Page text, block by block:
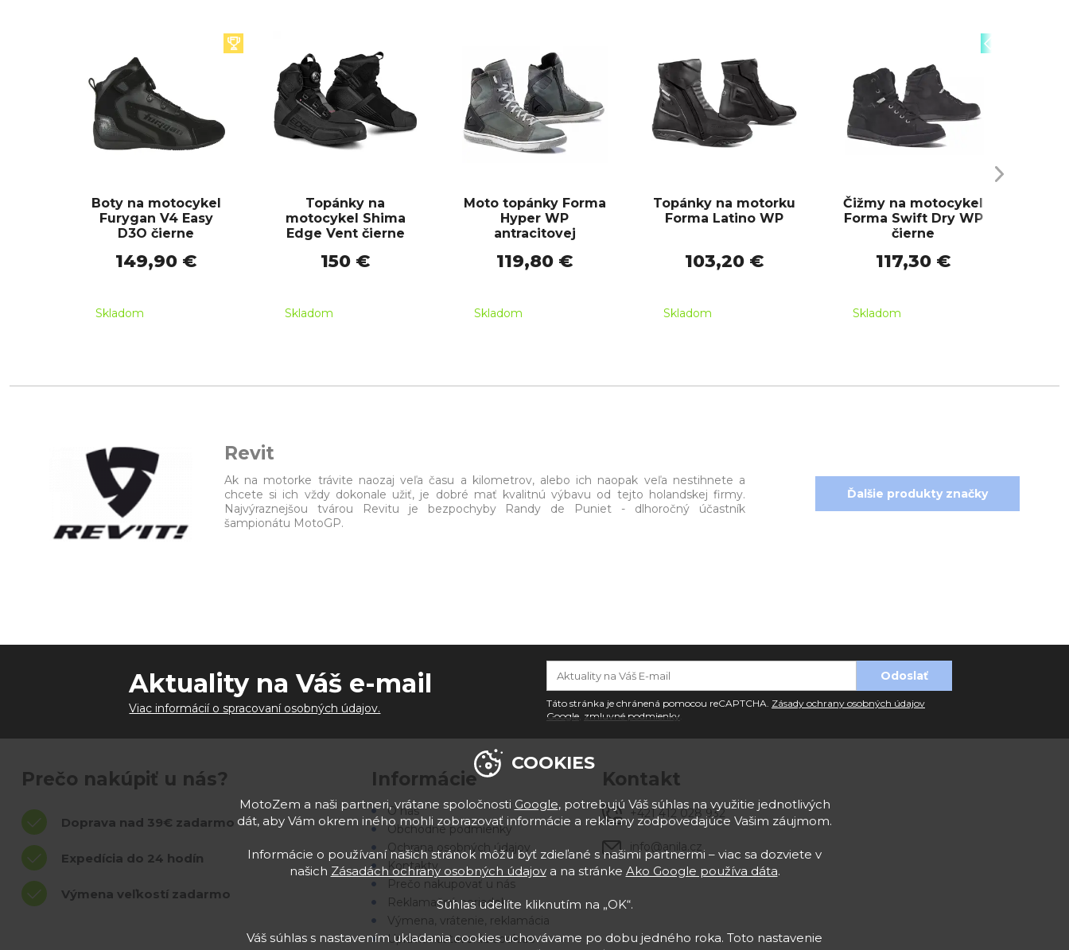
Boty na motocykel
Furygan V4 Easy
D3O čierne
149,90 €
Skladom
Topánky na
motocykel Shima
Edge Vent čierne
150 €
Skladom
Moto topánky Forma
Hyper WP
antracitovej
119,80 €
Skladom
Topánky na motorku
Forma Latino WP
103,20 €
Skladom
Čižmy na motocykel
Forma Swift Dry WP
čierne
117,30 €
Skladom
Revit
Ak na motorke trávite naozaj veľa času a kilometrov, alebo ich naopak veľa nestihnete a
chcete si ich vždy dokonale užiť, je dobré mať kvalitnú výbavu od tejto holandskej firmy.
Najvýraznejšou tvárou Revitu je bezpochyby Randy de Puniet - dlhoročný účastník
šampionátu MotoGP.
Ďalšie produkty značky
Aktuality na Váš e-mail
Viac informácií o spracovaní osobných údajov. Táto stránka je chránená pomocou reCAPTCHA. Zásady ochrany osobných údajov
Google zmluvné podmienky
Prečo nakúpiť u nás?
Doprava nad 39€ zadarmo
Expedícia do 24 hodín
Výmena veľkostí zadarmo
Informácie
O nás
Obchodné podmienky
Ochrana osobných údajov
Kontakty
Prečo nakupovať u nás
Reklamačný poriadok
Výmena, vrátenie, reklamácia
Upraviť nastavenia cookies
Kontakt
+421 412 028 932
info@anila.cz
COOKIES
MotoZem a naši partneri, vrátane spoločnosti Google, potrebujú Váš súhlas na využitie jednotlivých
dát, aby Vám okrem iného mohli zobrazovať informácie a reklamy zodpovedajúce Vašim záujmom.
Informácie o používaní našich stránok môžu byť zdieľané s našimi partnermi – viac sa dozviete v
našich Zásadách ochrany osobných údajova na stránke Ako Google používa dáta.
Súhlas udelíte kliknutím na „OK“.
Váš súhlas s nastavením ukladania cookies uchovávame po dobu jedného roka. Toto nastavenie